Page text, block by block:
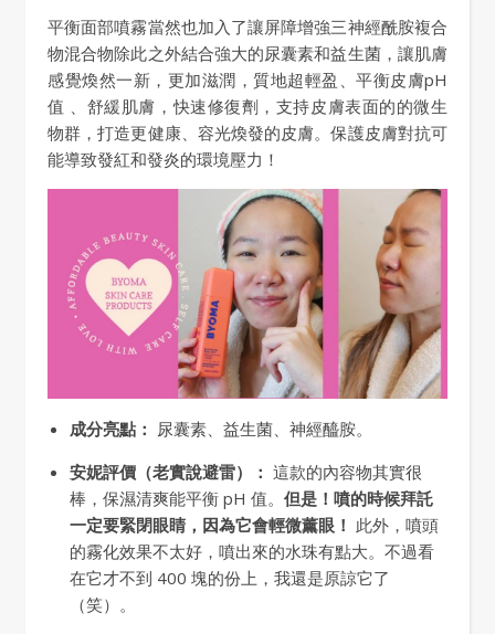
平衡面部噴霧當然也加入了讓屏障增強三神經酰胺複合
物混合物除此之外結合強大的尿囊素和益生菌，讓肌膚
感覺煥然一新，更加滋潤，質地超輕盈、平衡皮膚pH
值 、舒緩肌膚，快速修復劑，支持皮膚表面的的微生
物群，打造更健康、容光煥發的皮膚。保護皮膚對抗可
能導致發紅和發炎的環境壓力！
成分亮點： 尿囊素、益生菌、神經醯胺。
安妮評價（老實說避雷）： 這款的內容物其實很
棒，保濕清爽能平衡 pH 值。 但是！噴的時候拜託
一定要緊閉眼睛，因為它會輕微薰眼！ 此外，噴頭
的霧化效果不太好，噴出來的水珠有點大。不過看
在它才不到 400 塊的份上，我還是原諒它了
（笑）。